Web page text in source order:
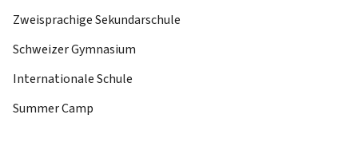
Zweisprachige Sekundarschule
Schweizer Gymnasium
Internationale Schule
Summer Camp